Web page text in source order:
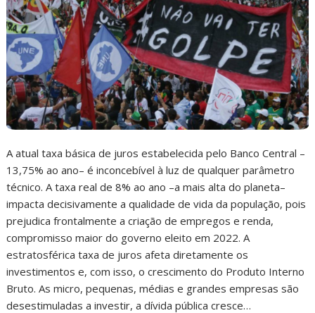
A atual taxa básica de juros estabelecida pelo Banco Central –
13,75% ao ano– é inconcebível à luz de qualquer parâmetro
técnico. A taxa real de 8% ao ano –a mais alta do planeta–
impacta decisivamente a qualidade de vida da população, pois
prejudica frontalmente a criação de empregos e renda,
compromisso maior do governo eleito em 2022. A
estratosférica taxa de juros afeta diretamente os
investimentos e, com isso, o crescimento do Produto Interno
Bruto. As micro, pequenas, médias e grandes empresas são
desestimuladas a investir, a dívida pública cresce…